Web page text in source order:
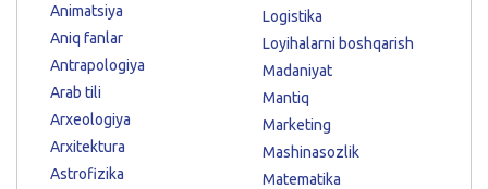
Animatsiya
Aniq fanlar
Antrapologiya
Arab tili
Arxeologiya
Arxitektura
Astrofizika
Logistika
Loyihalarni boshqarish
Madaniyat
Mantiq
Marketing
Mashinasozlik
Matematika